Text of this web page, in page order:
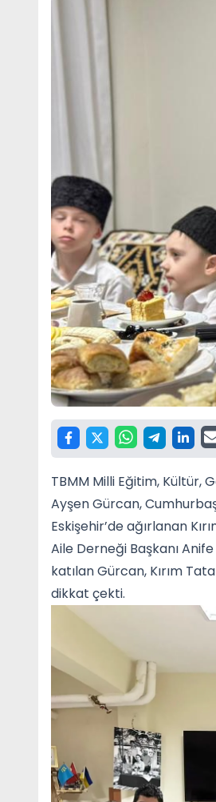
TBMM Milli Eğitim, Kültür,
Ayşen Gürcan,
Eskişehir’de ağırlanan
Aile Derneği Başkanı
katılan Gürcan, Kırım
dikkat çekti.